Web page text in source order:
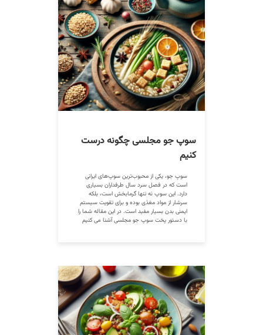
سوپ جو مجلسی چگونه درست
کنیم
سوپ جو، یکی از محبوب‌ترین سوپ‌های ایرانی
است که در فصل سرد سال طرفداران بسیاری
دارد. این سوپ نه تنها گرمابخش است، بلکه
سرشار از مواد مغذی بوده و برای تقویت سیستم
ایمنی بدن بسیار مفید است. در این مقاله شما را
با دستور پخت سوپ جو مجلسی آشنا می کنیم